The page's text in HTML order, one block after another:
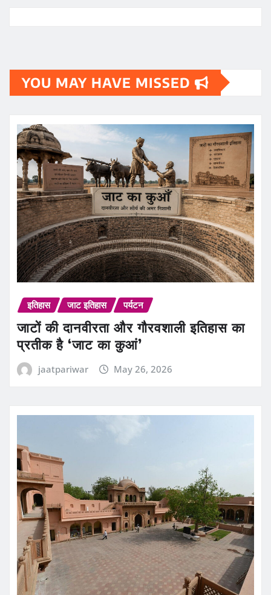
YOU MAY HAVE MISSED
इतिहास जाट इतिहास पर्यटन
जाटों की दानवीरता और गौरवशाली इतिहास का
प्रतीक है ‘जाट का कुआं’
jaatpariwar May 26, 2026